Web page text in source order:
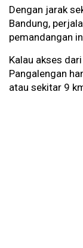
Dengan jarak
Bandung,
pemandangan
Kalau akses
Pangalengan
atau sekitar 9